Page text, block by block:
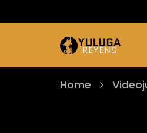
Home